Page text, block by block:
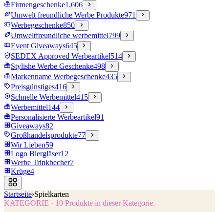
Firmengeschenke1,606
Umwelt freundliche Werbe Produkte971
Werbegeschenke850
Umweltfreundliche werbemittel799
Event Giveaways645
SEDEX Approved Werbeartikel514
Stylishe Werbe Geschenke498
Markenname Werbegeschenke435
Preisgünstiges416
Schnelle Werbemittel415
Werbemittel144
Personalisierte Werbeartikel91
Giveaways82
Großhandelsprodukte77
Wir Lieben59
Logo Biergläser12
Werbe Trinkbecher7
Krüge4
Startseite›Spielkarten
KATEGORIE · 10 Produkte in dieser Kategorie.